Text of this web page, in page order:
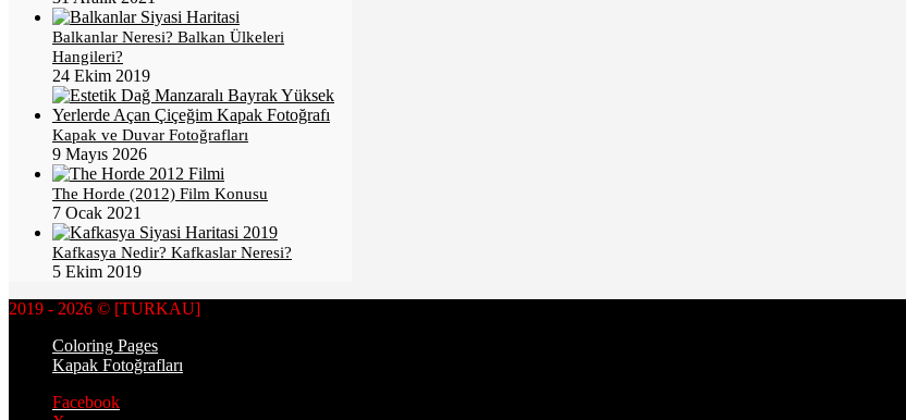
Balkanlar Neresi? Balkan Ülkeleri
Hangileri?
24 Ekim 2019
Kapak ve Duvar Fotoğrafları
9 Mayıs 2026
The Horde (2012) Film Konusu
7 Ocak 2021
Kafkasya Nedir? Kafkaslar Neresi?
5 Ekim 2019
2019 - 2026 © [TURKAU]
Coloring Pages
Kapak Fotoğrafları
Facebook